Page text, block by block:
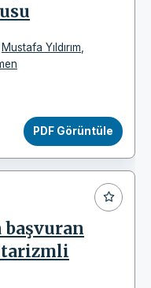
Mustafa Yıldırım
PDF Görüntüle